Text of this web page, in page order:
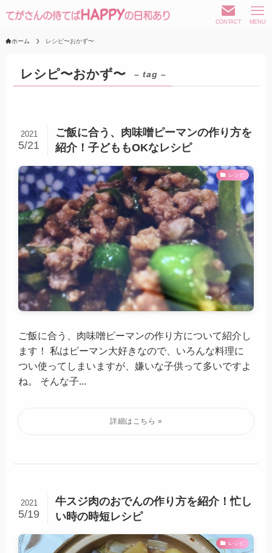
CONTACT MENU
ホーム レシピ〜おかず〜
レシピ〜おかず〜 – tag –
ご飯に合う、肉味噌ピーマンの作り方を
紹介！子どももOKなレシピ
2021
5/21
レシピ
ご飯に合う、肉味噌ピーマンの作り方について紹介し
ます！ 私はピーマン大好きなので、いろんな料理に
つい使ってしまいますが、嫌いな子供って多いですよ
ね。 そんな子...
牛スジ肉のおでんの作り方を紹介！忙し
い時の時短レシピ
2021
5/19
レシピ